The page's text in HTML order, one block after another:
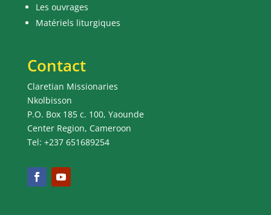
Les ouvrages
Matériels liturgiques
Contact
Claretian Missionaries
Nkolbisson
P.O. Box 185 c. 100, Yaounde
Center Region, Cameroon
Tel: +237 651689254